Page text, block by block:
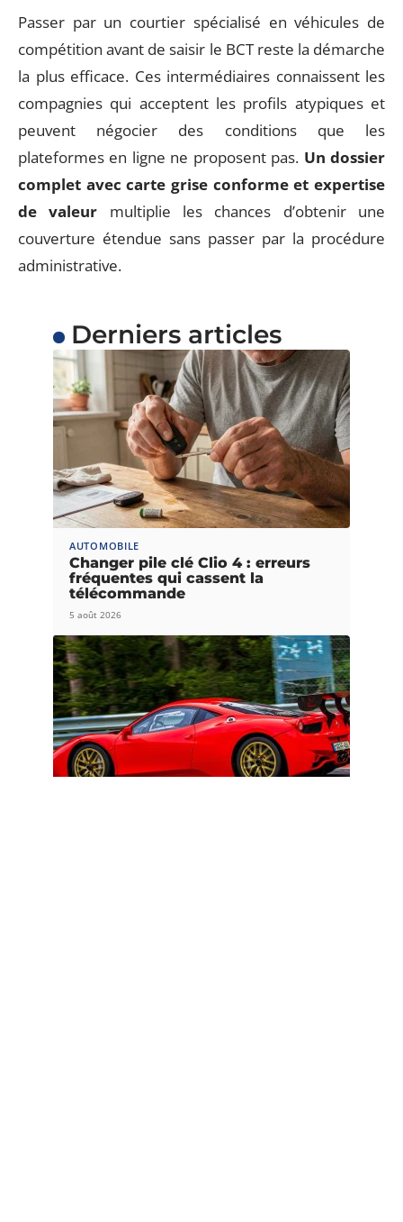
Passer par un courtier spécialisé en véhicules de
compétition avant de saisir le BCT reste la démarche
la plus efficace. Ces intermédiaires connaissent les
compagnies qui acceptent les profils atypiques et
peuvent négocier des conditions que les
plateformes en ligne ne proposent pas. Un dossier
complet avec carte grise conforme et expertise
de valeur multiplie les chances d’obtenir une
couverture étendue sans passer par la procédure
administrative.
Derniers articles
AUTOMOBILE
Changer pile clé Clio 4 : erreurs
fréquentes qui cassent la
télécommande
5 août 2026